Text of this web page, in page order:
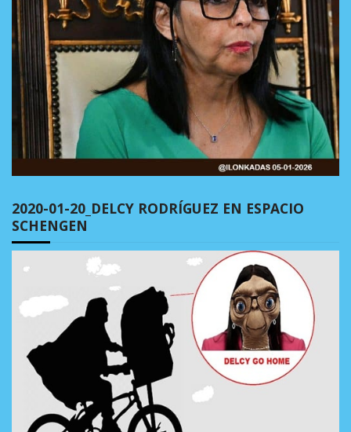
2020-01-20_DELCY RODRÍGUEZ EN ESPACIO
SCHENGEN